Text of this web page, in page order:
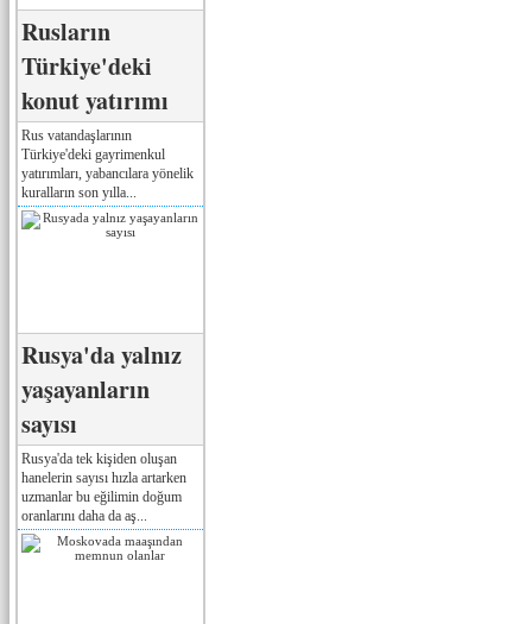
Rusların
Türkiye'deki
konut yatırımı
Rus vatandaşlarının
Türkiye'deki gayrimenkul
yatırımları, yabancılara yönelik
kuralların son yılla...
Rusya'da yalnız
yaşayanların
sayısı
Rusya'da tek kişiden oluşan
hanelerin sayısı hızla artarken
uzmanlar bu eğilimin doğum
oranlarını daha da aş...